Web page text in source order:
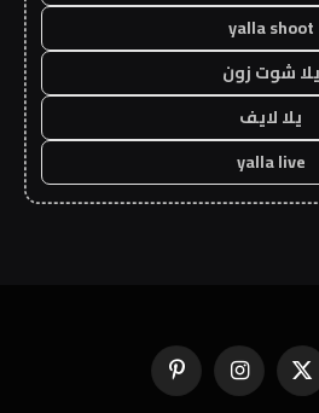
yalla shoot
يلا شوت زون
يلا لايف
yalla live
X
(Twitter)
الانستغرامبينتيريست